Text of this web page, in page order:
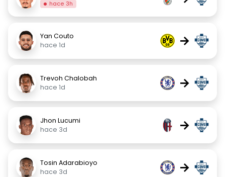
hace 3h
Yan Couto
hace 1d
→
Trevoh Chalobah
hace 1d
→
Jhon Lucumi
hace 3d
→
Tosin Adarabioyo
hace 3d
→